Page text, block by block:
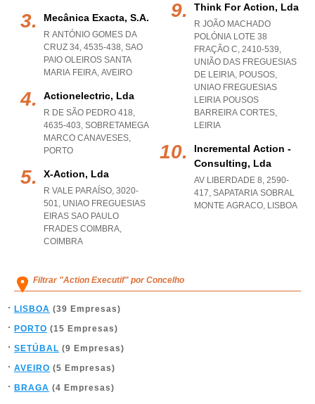
Mecânica Exacta, S.a.
R ANTÓNIO GOMES DA
CRUZ 34, 4535-438, SAO
PAIO OLEIROS SANTA
MARIA FEIRA, AVEIRO
Actionelectric, Lda
R DE SÃO PEDRO 418,
4635-403, SOBRETAMEGA
MARCO CANAVESES,
PORTO
X-Action, Lda
R VALE PARAÍSO, 3020-
501, UNIAO FREGUESIAS
EIRAS SAO PAULO
FRADES COIMBRA,
COIMBRA
Think For Action, Lda
R JOÃO MACHADO
POLÓNIA LOTE 38
FRAÇÃO C, 2410-539,
UNIÃO DAS FREGUESIAS
DE LEIRIA, POUSOS,
UNIAO FREGUESIAS
LEIRIA POUSOS
BARREIRA CORTES,
LEIRIA
Incremental Action -
Consulting, Lda
AV LIBERDADE 8, 2590-
417, SAPATARIA SOBRAL
MONTE AGRACO, LISBOA
Filtrar "Action Executif" por Concelho
LISBOA (39 Empresas)
PORTO (15 Empresas)
SETÚBAL (9 Empresas)
AVEIRO (5 Empresas)
BRAGA (4 Empresas)